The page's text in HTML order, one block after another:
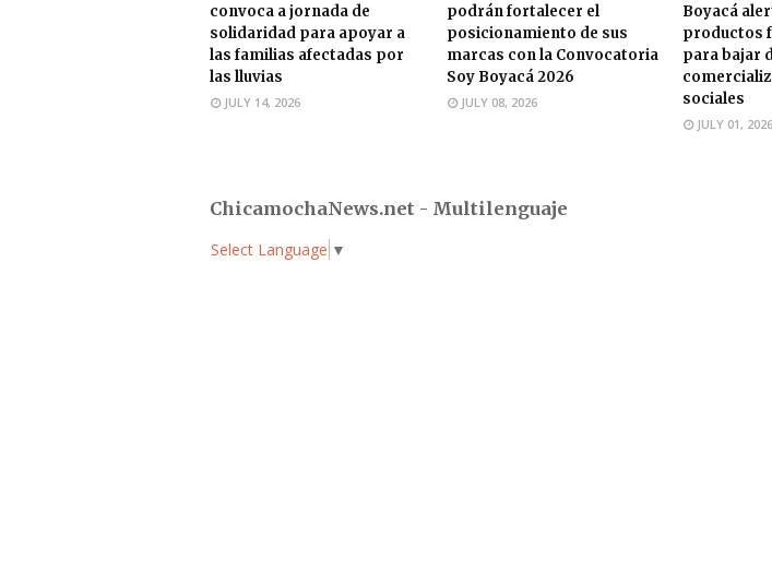
convoca a jornada de
solidaridad para apoyar a
las familias afectadas por
las lluvias
JULY 14, 2026
podrán fortalecer el
posicionamiento de sus
marcas con la Convocatoria
Soy Boyacá 2026
JULY 08, 2026
Boyacá
productos
para bajar
sociales
JULY 01, 2026
ChicamochaNews.net - Multilenguaje
Select Language ▼